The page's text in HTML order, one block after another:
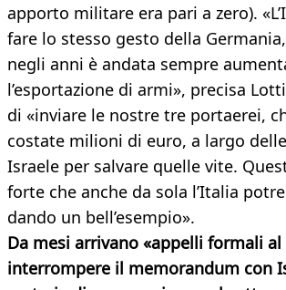
apporto militare era pari a zero).
fare lo stesso gesto della
negli anni è andata sempre
l’esportazione di armi», precisa
di «inviare le nostre tre portaerei,
costate milioni di euro, a largo
Israele per salvare quelle vite.
forte che anche da sola l’Italia
dando un bell’esempio».
Da mesi arrivano «appelli formali al
interrompere il memorandum con